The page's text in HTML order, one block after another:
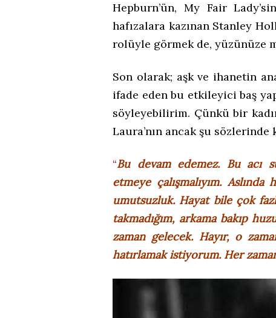
Hepburn’ün, My Fair
hafızalara kazınan Stanley
rolüyle görmek de, yüzünüze
Son olarak; aşk ve ihanetin
ifade eden bu etkileyici baş
söyleyebilirim. Çünkü bir
Laura’nın ancak şu
“Bu devam edemez. Bu acı
etmeye çalışmalıyım.
umutsuzluk. Hayat bile çok
takmadığım, arkama bakıp
zaman gelecek. Hayır, o
hatırlamak istiyorum. Her